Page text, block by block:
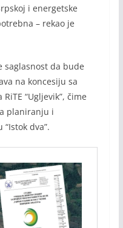
i energetske
– rekao je
saglasnost da bude
na koncesiju sa
“Ugljevik”, čime
planiranju i
dva”.